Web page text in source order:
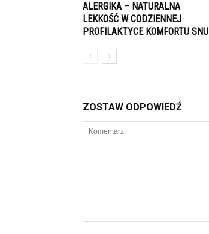
ALERGIKA – NATURALNA
LEKKOŚĆ W CODZIENNEJ
PROFILAKTYCE KOMFORTU SNU
ZOSTAW ODPOWIEDŹ